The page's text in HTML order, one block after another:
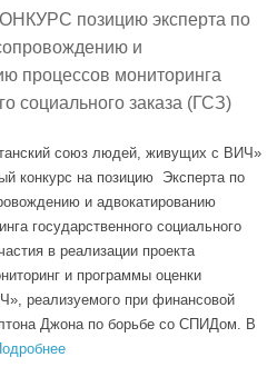
позицию эксперта по
и
процессов мониторинга
социального заказа (ГСЗ)
союз людей, живущих с ВИЧ»
конкурс на позицию Эксперта по
и адвокатированию
государственного социального
в реализации проекта
и программы оценки
реализуемого при финансовой
Джона по борьбе со СПИДом. В